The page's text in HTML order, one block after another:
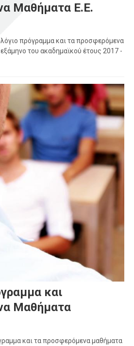
Μαθήματα Ε.Ε.
πρόγραμμα και τα προσφερόμενα
του ακαδημαϊκού έτους 2017 -
και
Μαθήματα
και τα προσφερόμενα μαθήματα